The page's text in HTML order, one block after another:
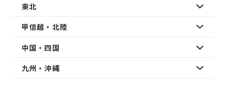
東北
甲信越・北陸
中国・四国
九州・沖縄